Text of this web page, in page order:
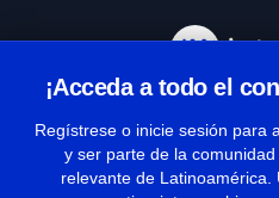
¡Acceda a todo el
Regístrese o inicie sesión para
y ser parte de la
relevante de Latinoamérica.
Términos y